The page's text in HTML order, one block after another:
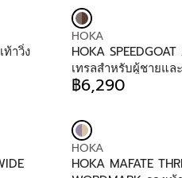
0
C
E
฿
5
,
9
0
:G
U
L
A
R
P
C
E
฿
ท้าวิ่ง
V
E
N
D
O
:
HOKA
HOKA
เทรลสำหรับผู้ชายแ
R
G
U
L
A
฿6,290
V
E
HOKA
HOKA MAFATE